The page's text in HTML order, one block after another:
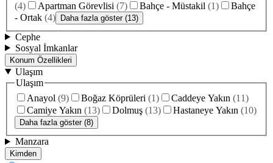
(4) Apartman Görevlisi (7) Bahçe - Müstakil (1)
Bahçe
- Ortak (4) Daha fazla göster (13)
Cephe
Sosyal İmkanlar
Konum Özellikleri
Ulaşım
Ulaşım
Anayol (9) Boğaz Köprüleri (1) Caddeye Yakın (11)
Camiye Yakın (13) Dolmuş (13) Hastaneye Yakın (10)
Daha fazla göster (8)
Manzara
Kimden